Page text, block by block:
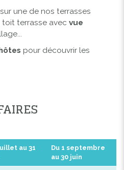
une de nos terrasses
terrasse avec vue
pour découvrir les
au 31
Du 1 septembre
au 30 juin